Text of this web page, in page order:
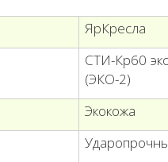
ЯрКресла
СТИ-Кр60
(ЭКО-2)
Экокожа